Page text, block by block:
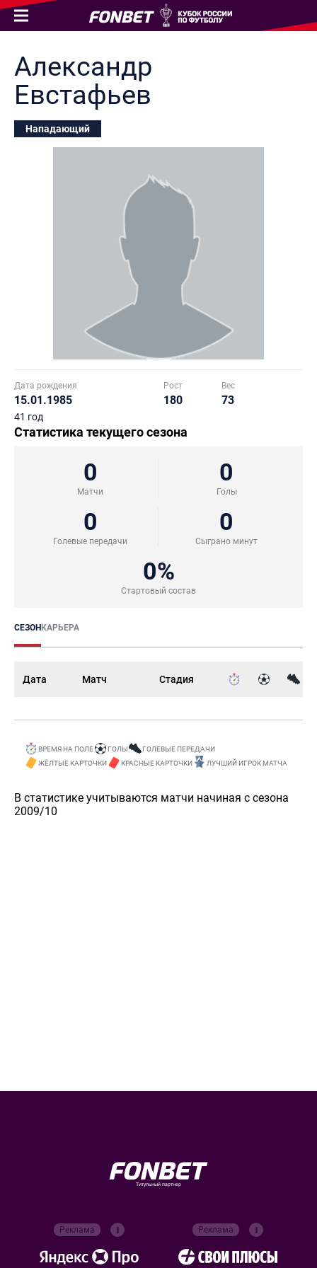
Александр
Евстафьев
Нападающий
Дата рождения
15.01.1985
41 год
Рост
180
Вес
73
Статистика текущего сезона
0
Матчи
0
Голы
0
Голевые передачи
0
Сыграно минут
0%
Стартовый состав
СЕЗОНКАРЬЕРА
Дата Матч Стадия
ВРЕМЯ НА ПОЛЕ ГОЛЫ
ГОЛЕВЫЕ ПЕРЕДАЧИ
ЖЁЛТЫЕ КАРТОЧКИ
КРАСНЫЕ КАРТОЧКИ ЛУЧШИЙ ИГРОК МАТЧА
В статистике учитываются матчи начиная с сезона
2009/10
Титульный партнер
Реклама Реклама